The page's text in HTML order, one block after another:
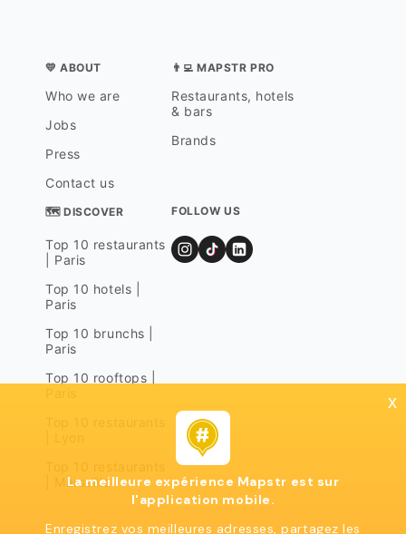
💛 ABOUT
Who we are
Jobs
Press
Contact us
👨‍💻 MAPSTR PRO
Restaurants, hotels
& bars
Brands
🗺 DISCOVER
Top 10 restaurants
| Paris
Top 10 hotels |
Paris
Top 10 brunchs |
Paris
Top 10 rooftops |
| Marseille
FOLLOW US
x
La meilleure expérience Mapstr est sur
l'application mobile.
Enregistrez vos meilleures adresses, partagez les